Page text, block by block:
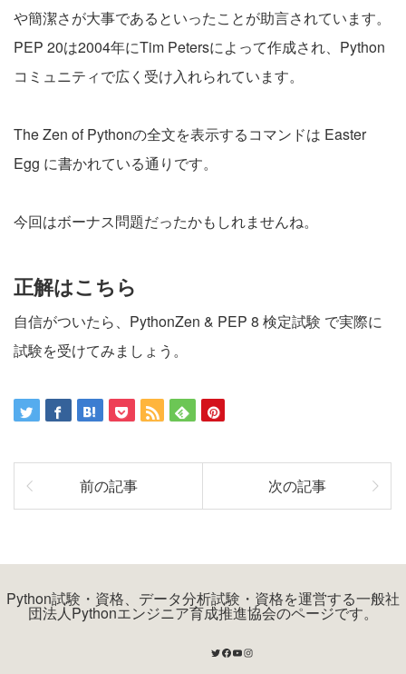
や簡潔さが大事であるといったことが助言されています。
PEP 20は2004年にTim Petersによって作成され、Python
コミュニティで広く受け入れられています。
The Zen of Pythonの全文を表示するコマンドは Easter
Egg に書かれている通りです。
今回はボーナス問題だったかもしれませんね。
正解はこちら
自信がついたら、 PythonZen & PEP 8 検定試験 で実際に
試験を受けてみましょう。
前の記事 次の記事
Python試験・資格、データ分析試験・資格を運営する一般社
団法人Pythonエンジニア育成推進協会のページです。
Twitter
Facebook
YouTube
Instagram